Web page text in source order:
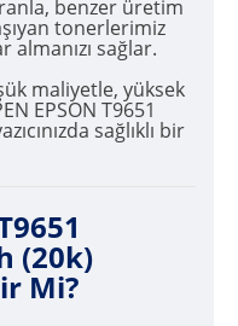
benzer üretim
tonerlerimiz
almanızı sağlar.
maliyetle, yüksek
EPSON T9651
sağlıklı bir
(20k)
Mi?